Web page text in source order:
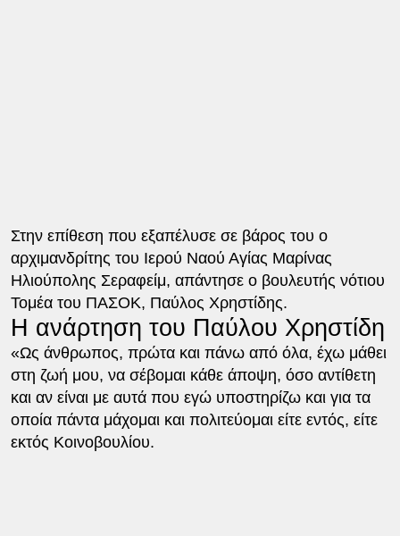
Στην επίθεση που εξαπέλυσε σε βάρος του ο
αρχιμανδρίτης του Ιερού Ναού Αγίας Μαρίνας
Ηλιούπολης Σεραφείμ, απάντησε ο βουλευτής νότιου
Τομέα του ΠΑΣΟΚ, Παύλος Χρηστίδης.
Η ανάρτηση του Παύλου Χρηστίδη
«Ως άνθρωπος, πρώτα και πάνω από όλα, έχω μάθει
στη ζωή μου, να σέβομαι κάθε άποψη, όσο αντίθετη
και αν είναι με αυτά που εγώ υποστηρίζω και για τα
οποία πάντα μάχομαι και πολιτεύομαι είτε εντός, είτε
εκτός Κοινοβουλίου.